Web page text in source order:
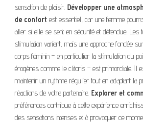
sensation de plaisir. Développer une
de confort est essentiel, car une femme
aller si elle se sent en sécurité et détendue. Les
stimulation varient, mais une approche fondée
corps féminin – en particulier la stimulation du
érogènes comme le clitoris – est primordiale. Il
maintenir un rythme régulier tout en adaptant la
réactions de votre partenaire. Explorer et
préférences contribue à cette expérience
des sensations intenses et à provoquer ce